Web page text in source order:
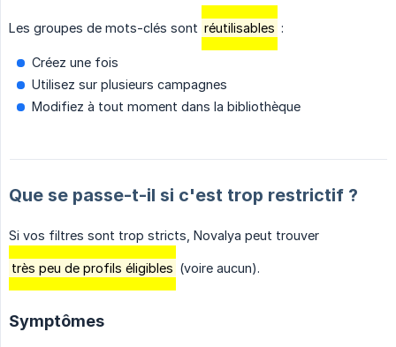
Les groupes de mots-clés sont réutilisables :
Créez une fois
Utilisez sur plusieurs campagnes
Modifiez à tout moment dans la bibliothèque
Que se passe-t-il si c'est trop restrictif ?
Si vos filtres sont trop stricts, Novalya peut trouver
très peu de profils éligibles (voire aucun).
Symptômes